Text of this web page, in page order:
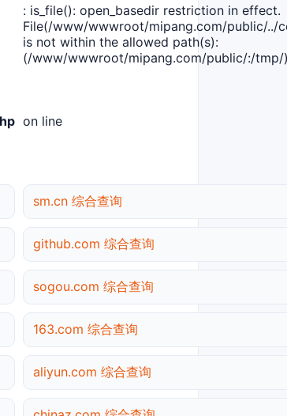
: is_file(): open_basedir restriction in effect.
File(/www/wwwroot/mipang.com/public/../
is not within the allowed path(s):
(/www/wwwroot/mipang.com/public/:/tmp/
on line
sm.cn 综合查询
github.com 综合查询
sogou.com 综合查询
163.com 综合查询
aliyun.com 综合查询